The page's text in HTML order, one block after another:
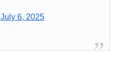
July 6, 2025